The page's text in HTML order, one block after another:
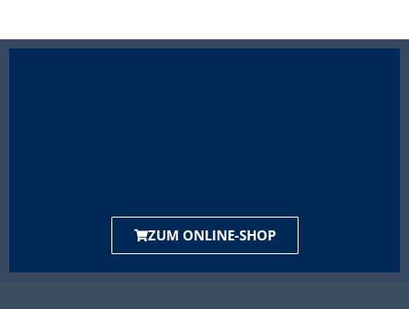
ZUM ONLINE-SHOP